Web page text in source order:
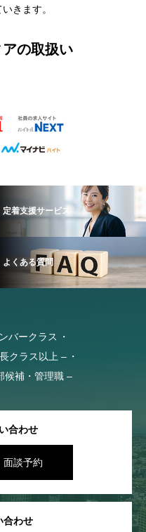
きます。
の取扱い
定着支援サービス
よくある質問
バークラス
クラス以上 –
候補・管理職 –
合わせ
面談予約
合わせ